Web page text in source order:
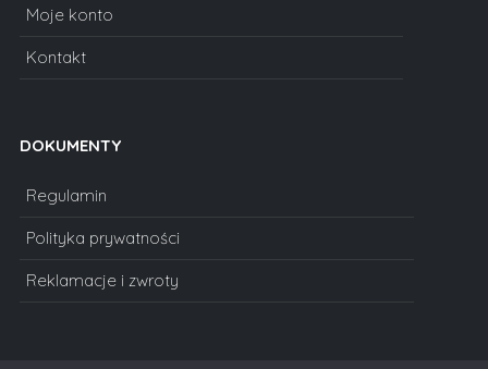
Moje konto
Kontakt
DOKUMENTY
Regulamin
Polityka prywatności
Reklamacje i zwroty